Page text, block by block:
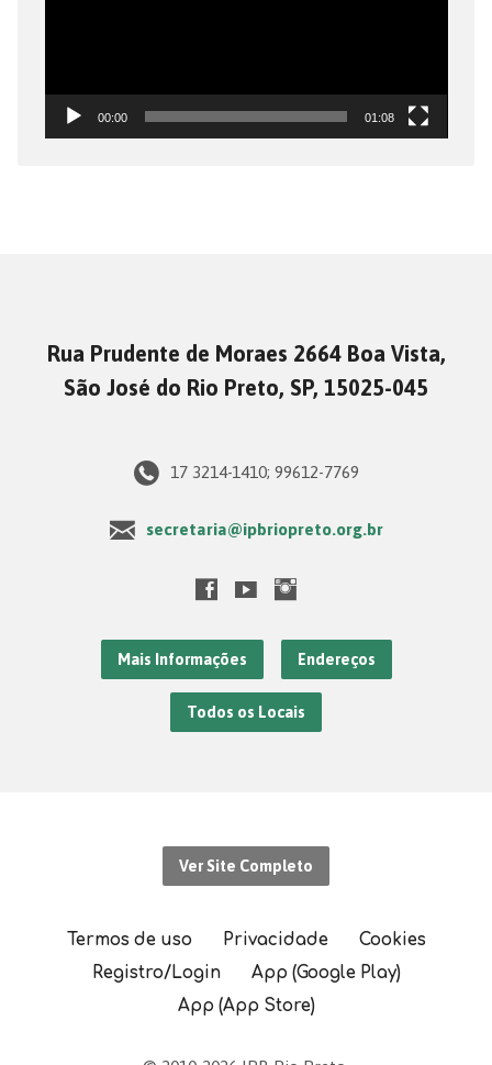
00:00 01:08
Rua Prudente de Moraes 2664 Boa Vista,
São José do Rio Preto, SP, 15025-045
17 3214-1410; 99612-7769
secretaria@ipbriopreto.org.br
Mais Informações Endereços
Todos os Locais
Ver Site Completo
Termos de uso Privacidade
Cookies
Registro/Login
App (Google Play)
App (App Store)